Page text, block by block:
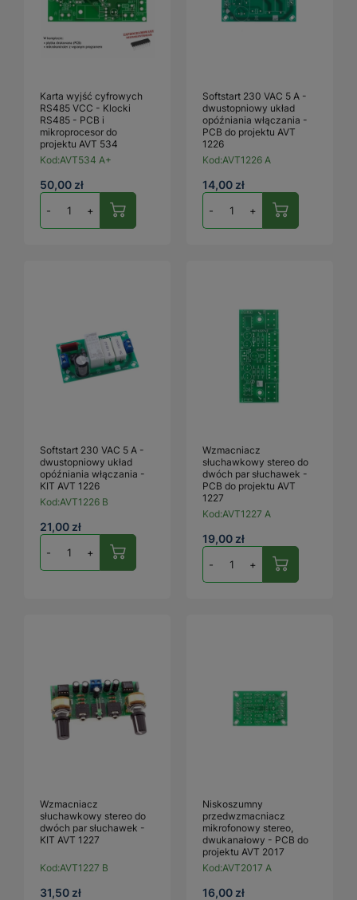
Karta wyjść cyfrowych
RS485 VCC - Klocki
RS485 - PCB i
mikroprocesor do
projektu AVT 534
Kod:AVT534 A+
50,00 zł
- +
Softstart 230 VAC 5 A -
dwustopniowy układ
opóźniania włączania -
PCB do projektu AVT
1226
Kod:AVT1226 A
14,00 zł
- +
Softstart 230 VAC 5 A -
dwustopniowy układ
opóźniania włączania -
KIT AVT 1226
Kod:AVT1226 B
21,00 zł
- +
Wzmacniacz
słuchawkowy stereo do
dwóch par słuchawek -
PCB do projektu AVT
1227
Kod:AVT1227 A
19,00 zł
- +
Wzmacniacz
słuchawkowy stereo do
dwóch par słuchawek -
KIT AVT 1227
Kod:AVT1227 B
31,50 zł
Niskoszumny
przedwzmacniacz
mikrofonowy stereo,
dwukanałowy - PCB do
projektu AVT 2017
Kod:AVT2017 A
16,00 zł